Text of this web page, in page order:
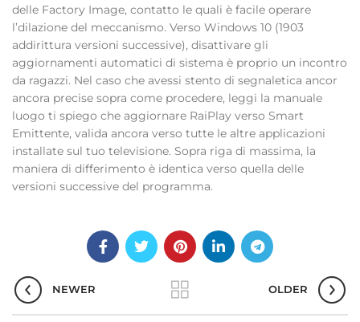
delle Factory Image, contatto le quali è facile operare
l’dilazione del meccanismo. Verso Windows 10 (1903
addirittura versioni successive), disattivare gli
aggiornamenti automatici di sistema è proprio un incontro
da ragazzi. Nel caso che avessi stento di segnaletica ancor
ancora precise sopra come procedere, leggi la manuale
luogo ti spiego che aggiornare RaiPlay verso Smart
Emittente, valida ancora verso tutte le altre applicazioni
installate sul tuo televisione. Sopra riga di massima, la
maniera di differimento è identica verso quella delle
versioni successive del programma.
NEWER OLDER